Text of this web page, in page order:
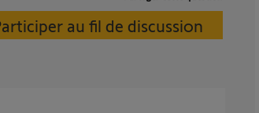
au fil de discussion